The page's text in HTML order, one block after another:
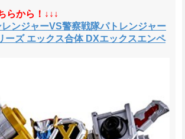
らから！↓↓↓
ンジャーVS警察戦隊パトレンジャー
ーズ エックス合体 DXエックスエンペ